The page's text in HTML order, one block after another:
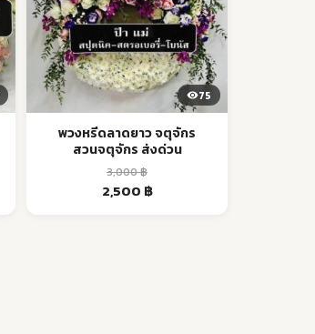
75
พวงหรีดลาดยาว จตุจักร
สวนจตุจักร ส่งด่วน
3,000฿
Original
2,500 ฿Current